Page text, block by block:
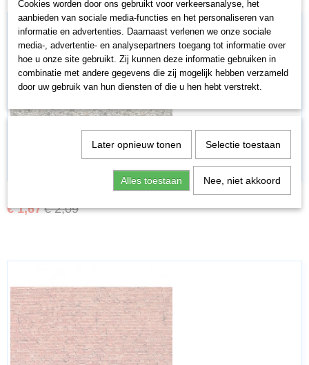
€ 1,67 € 2,09
Cookies worden door ons gebruikt voor verkeersanalyse, het
aanbieden van sociale media-functies en het personaliseren van
informatie en advertenties. Daarnaast verlenen we onze sociale
media-, advertentie- en analysepartners toegang tot informatie over
hoe u onze site gebruikt. Zij kunnen deze informatie gebruiken in
combinatie met andere gegevens die zij mogelijk hebben verzameld
door uw gebruik van hun diensten of die u hen hebt verstrekt.
Later opnieuw tonen Selectie toestaan
Alles toestaan Nee, niet akkoord